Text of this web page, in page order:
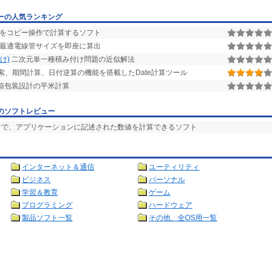
の人気ランキング
コピー操作で計算するソフト
適電線管サイズを即座に算出
) 二次元単一種積み付け問題の近似解法
、期間計算、日付逆算の機能を搭載したDate計算ツール
包装設計の平米計算
ソフトレビュー
、アプリケーションに記述された数値を計算できるソフト
インターネット＆通信
ユーティリティ
ビジネス
パーソナル
学習＆教育
ゲーム
プログラミング
ハードウェア
製品ソフト一覧 その他、全OS用一覧